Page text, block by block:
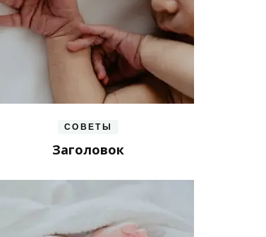
СОВЕТЫ
Заголовок